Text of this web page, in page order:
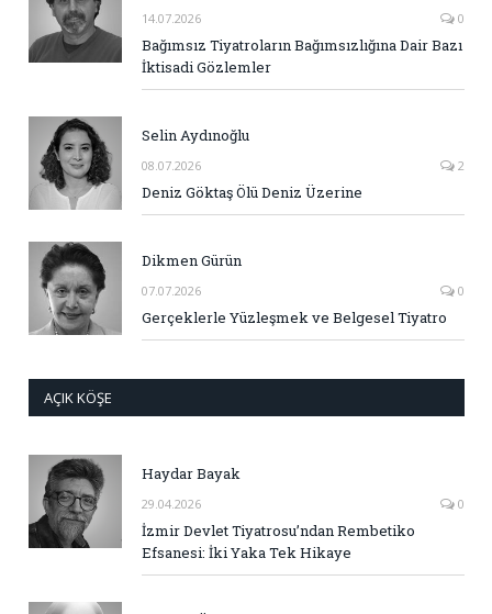
14.07.2026 0
Bağımsız Tiyatroların Bağımsızlığına Dair Bazı
İktisadi Gözlemler
Selin Aydınoğlu
08.07.2026 2
Deniz Göktaş Ölü Deniz Üzerine
Dikmen Gürün
07.07.2026 0
Gerçeklerle Yüzleşmek ve Belgesel Tiyatro
AÇIK KÖŞE
Haydar Bayak
29.04.2026 0
İzmir Devlet Tiyatrosu’ndan Rembetiko
Efsanesi: İki Yaka Tek Hikaye